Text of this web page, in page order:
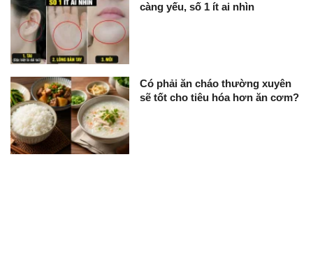
càng yếu, số 1 ít ai nhìn
Có phải ăn cháo thường xuyên
sẽ tốt cho tiêu hóa hơn ăn cơm?